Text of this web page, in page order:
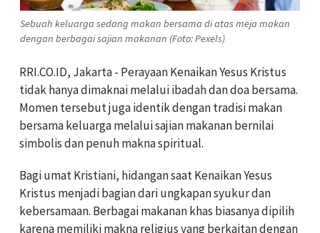
Sebuah keluarga sedang makan bersama di atas meja makan
dengan berbagai sajian makanan (Foto: Pexels)
RRI.CO.ID, Jakarta - Perayaan Kenaikan Yesus Kristus
tidak hanya dimaknai melalui ibadah dan doa bersama.
Momen tersebut juga identik dengan tradisi makan
bersama keluarga melalui sajian makanan bernilai
simbolis dan penuh makna spiritual.
Bagi umat Kristiani, hidangan saat Kenaikan Yesus
Kristus menjadi bagian dari ungkapan syukur dan
kebersamaan. Berbagai makanan khas biasanya dipilih
karena memiliki makna religius yang berkaitan dengan